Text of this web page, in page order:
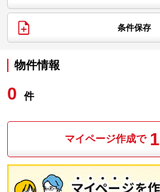
条件保存
物件情報
0 件
マイページ作成で 1